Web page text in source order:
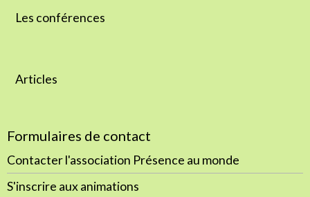
Les conférences
Articles
Formulaires de contact
Contacter l'association Présence au monde
S'inscrire aux animations